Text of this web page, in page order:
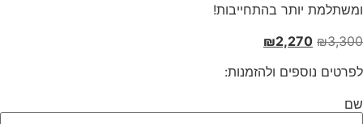
ומשתלמת יותר בהתחייבות!
₪3,300
המחיר
היה:
₪2,270
הוא:
לפרטים נוספים ולהזמנות:
שם